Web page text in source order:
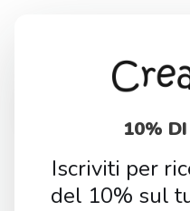
Home Fai da Te Sagome
Orsetto seduto maschio
10%
Iscriviti per
del 10% sul